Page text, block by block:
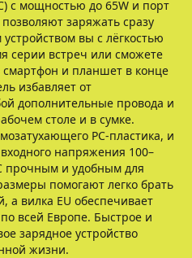
с мощностью до 65W и порт
заряжать сразу
вы с лёгкостью
серии встреч или сможете
и планшет в конце
избавляет от
дополнительные провода и
столе и в сумке.
PC-пластика, и
напряжения 100–
прочным и удобным для
помогают легко брать
а вилка EU обеспечивает
всей Европе. Быстрое и
зарядное устройство
жизни.